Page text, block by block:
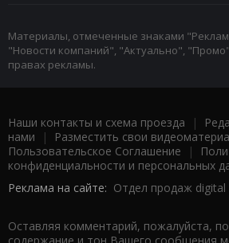
Материалы, отмеченные знаками
"Новости компаний", "Актуально",
правах рекламы.
Наши контакты и схема проезда |
нами | Разместить свои
Пользовательское Соглашение |
конфиденциальности и персональных
Реклама на сайте: Отдел продаж digital
Оставляя комментарий, пожалуйста,